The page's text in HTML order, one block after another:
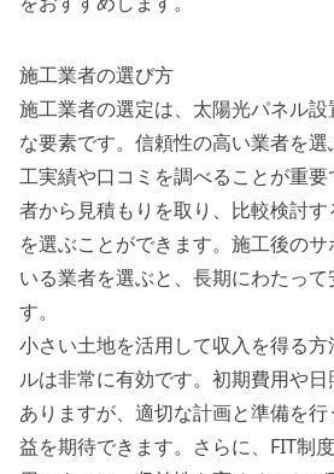
施工業者の選び方
施工業者の選定は、太陽光パネル
な要素です。信頼性の高い業者を
工実績や口コミを調べることが重
者から見積もりを取り、比較検討
を選ぶことができます。施工後の
いる業者を選ぶと、長期にわたって
す。
小さい土地を活用して収入を得る
ルは非常に有効です。初期費用や
ありますが、適切な計画と準備を
益を期待できます。さらに、FIT制